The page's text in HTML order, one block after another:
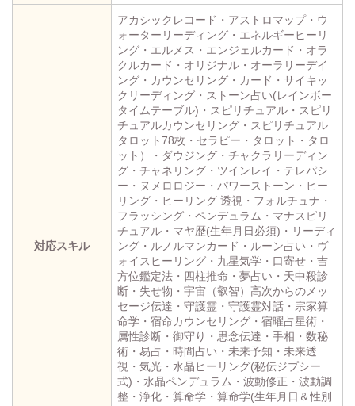
対応スキル
アカシックレコード・アストロマップ・ウ
ォーターリーディング・エネルギーヒーリ
ング・エルメス・エンジェルカード・オラ
クルカード・オリジナル・オーラリーデイ
ング・カウンセリング・カード・サイキッ
クリーディング・ストーン占い(レインボー
タイムテーブル)・スピリチュアル・スピリ
チュアルカウンセリング・スピリチュアル
タロット78枚・セラピー・タロット・タロ
ット）・ダウジング・チャクラリーディン
グ・チャネリング・ツインレイ・テレパシ
ー・ヌメロロジー・パワーストーン・ヒー
リング・ヒーリング 透視・フォルチュナ・
フラッシング・ペンデュラム・マナスピリ
チュアル・マヤ歴(生年月日必須)・リーディ
ング・ルノルマンカード・ルーン占い・ヴ
ォイスヒーリング・九星気学・口寄せ・吉
方位鑑定法・四柱推命・夢占い・天中殺診
断・失せ物・宇宙（叡智）高次からのメッ
セージ伝達・守護霊・守護霊対話・宗家算
命学・宿命カウンセリング・宿曜占星術・
属性診断・御守り・思念伝達・手相・数秘
術・易占・時間占い・未来予知・未来透
視・気光・水晶ヒーリング(秘伝ジプシー
式)・水晶ペンデュラム・波動修正・波動調
整・浄化・算命学・算命学(生年月日＆性別